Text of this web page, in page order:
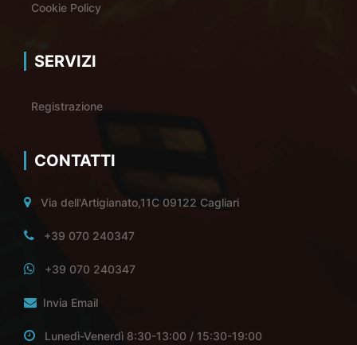
Cookie Policy
SERVIZI
Registrazione
CONTATTI
Via dell'Artigianato,11C 09122 Cagliari
+39 070 240347
+39 070 240347
Invia Email
Lunedì-Venerdì 8:30-13:00 / 15:30-19:00